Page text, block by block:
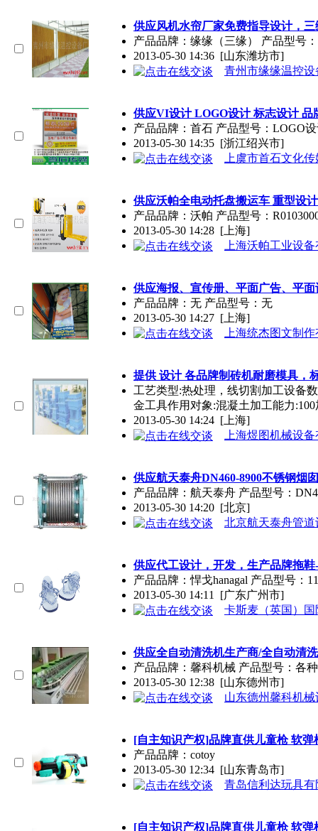
供应风机水帘厂家免费指导设计，三
产品品牌 ：缘缘（三缘） 产品型号
2013-05-30 14:36 [山东潍坊市]
青州市缘缘温控设
供应VI设计 LOGO设计 标志设计品
产品品牌 ：首石 产品型号：LOGO
2013-05-30 14:35 [浙江绍兴市]
上虞市首石文化
供应沃帕全电动托盘搬运车 重型设
产品品牌 ：沃帕 产品型号：
2013-05-30 14:28 [上海]
上海沃帕工业设备
供应海报、宣传册、平面广告、平面
产品品牌 ：无 产品型号：无
2013-05-30 14:27 [上海]
上海统杰图文制作
提供 设计 各品牌制砖机耐磨模具，
工艺类型:热处理，线切割加工设备
金工具作用对象:混凝土加工能力:100
2013-05-30 14:24 [上海]
上海煜图机械设备
供应航天泰舟DN460-8900不锈钢烟
产品品牌 ：航天泰舟 产品型号：
2013-05-30 14:20 [北京]
北京航天泰舟管
供应代工设计，开发，生产品牌拖鞋
产品品牌 ：悍戈hanagal 产品型号：
2013-05-30 14:11
[广东广州市]
卡斯麦（英国）
供应全自动清洗机生产商/全自动清
产品品牌 ：馨科机械 产品型号：各
2013-05-30 12:38 [山东德州市]
山东德州馨科机
[自主知识产权]品牌直供儿童枪 软
产品品牌 ：cotoy
2013-05-30 12:34 [山东青岛市]
青岛信利达玩具有
[自主知识产权]品牌直供儿童枪 软